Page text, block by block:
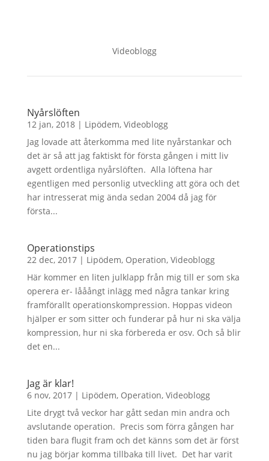
Videoblogg
Nyårslöften
12 jan, 2018| Lipödem, Videoblogg
Jag lovade att återkomma med lite nyårstankar och
det är så att jag faktiskt för första gången i mitt liv
avgett ordentliga nyårslöften. Alla löftena har
egentligen med personlig utveckling att göra och det
har intresserat mig ända sedan 2004 då jag för
första...
Operationstips
22 dec, 2017| Lipödem, Operation, Videoblogg
Här kommer en liten julklapp från mig till er som ska
operera er- lååångt inlägg med några tankar kring
framförallt operationskompression. Hoppas videon
hjälper er som sitter och funderar på hur ni ska välja
kompression, hur ni ska förbereda er osv. Och så blir
det en...
Jag är klar!
6 nov, 2017| Lipödem, Operation, Videoblogg
Lite drygt två veckor har gått sedan min andra och
avslutande operation. Precis som förra gången har
tiden bara flugit fram och det känns som det är först
nu jag börjar komma tillbaka till livet. Det har varit